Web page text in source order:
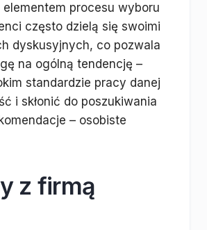
procesu wyboru
często dzielą się swoimi
dyskusyjnych, co pozwala
na ogólną tendencję –
standardzie pracy danej
i skłonić do poszukiwania
– osobiste
z firmą